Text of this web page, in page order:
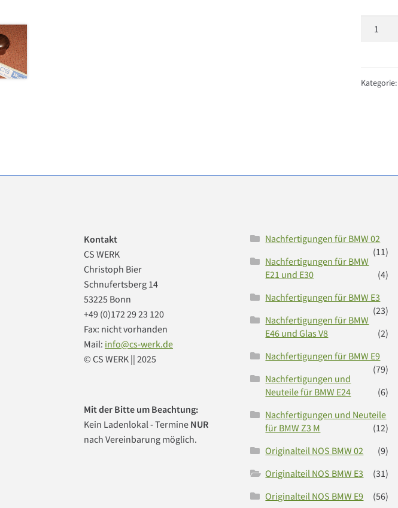
Menge
Kategorie:
Kontakt
CS WERK
Christoph Bier
Schnufertsberg 14
53225 Bonn
+49 (0)172 29 23 120
Fax: nicht vorhanden
Mail: info@cs-werk.de
© CS WERK || 2025
Mit der Bitte um Beachtung:
Kein Ladenlokal - Termine NUR
nach Vereinbarung möglich.
Nachfertigungen für BMW 02
(11)
Nachfertigungen für BMW
E21 und E30
(4)
Nachfertigungen für BMW E3
(23)
Nachfertigungen für BMW
E46 und Glas V8
(2)
Nachfertigungen für BMW E9
(79)
Nachfertigungen und
Neuteile für BMW E24
(6)
Nachfertigungen und Neuteile
für BMW Z3 M
(12)
Originalteil NOS BMW 02
(9)
Originalteil NOS BMW E3
(31)
Originalteil NOS BMW E9
(56)